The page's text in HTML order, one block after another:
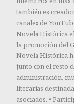
también es
canales de
Novela Histórica
la promoción del
Novela Histórica
junto con el resto
administración,
literarias
asociados. •